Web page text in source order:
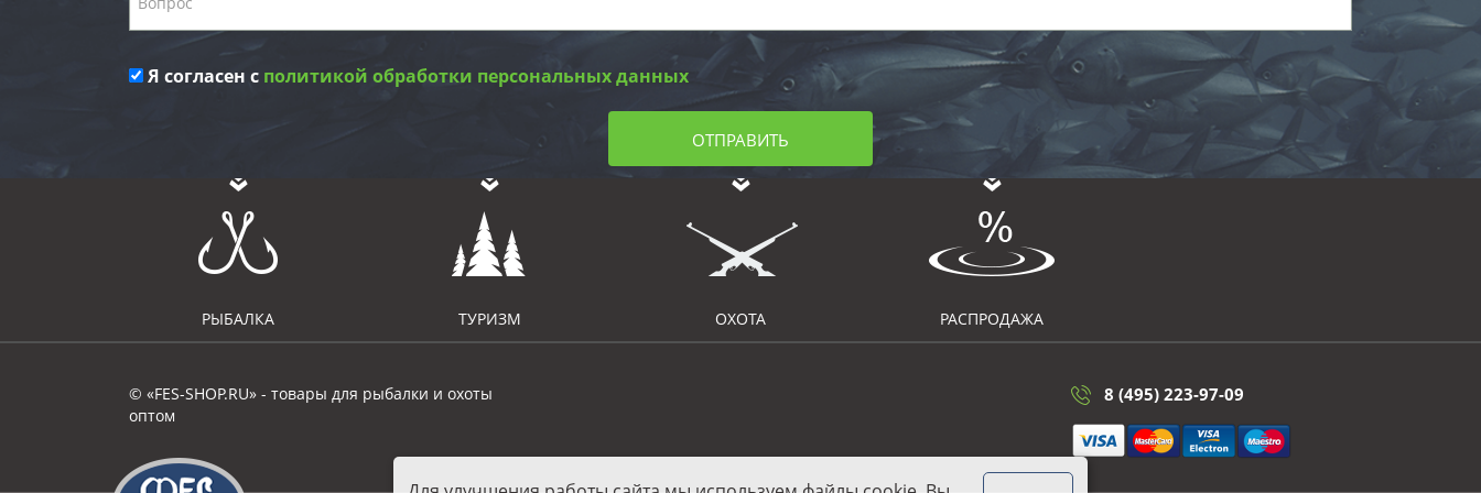
Я согласен с политикой обработки персональных данных
ОТПРАВИТЬ
РЫБАЛКА ТУРИЗМ ОХОТА РАСПРОДАЖА
© «FES-SHOP.RU» - товары для рыбалки и охоты
оптом
8 (495) 223-97-09